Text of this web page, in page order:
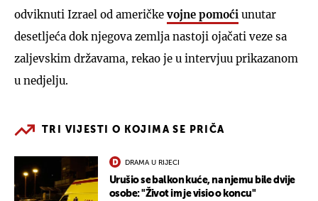
odviknuti Izrael od američkevojne pomoći unutar
desetljeća dok njegova zemlja nastoji ojačati veze sa
zaljevskim državama, rekao je u intervjuu prikazanom
u nedjelju.
TRI VIJESTI O KOJIMA SE PRIČA
DRAMA U RIJECI
Urušio se balkon kuće, na njemu bile dvije
osobe: "Život im je visio o koncu"